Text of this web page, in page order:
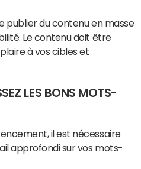
publier du contenu en masse
Le contenu doit être
à vos cibles et
LES BONS MOTS-
il est nécessaire
approfondi sur vos mots-